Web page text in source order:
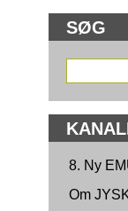
SØG
8. Ny
Om